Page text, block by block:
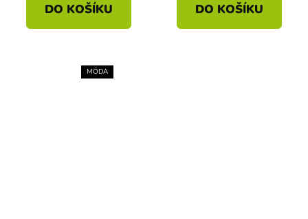
DO KOŠÍKU DO KOŠÍKU
MÓDA